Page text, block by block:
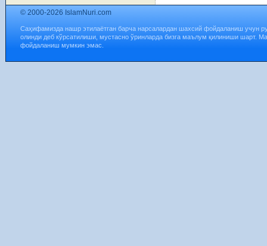
© 2000-2026 IslamNuri.com
Саҳифамизда нашр этилаётган барча нарсалардан шахсий фойдаланиш учун
олинди деб кўрсатилиши, мустасно ўринларда бизга маълум қилиниши шарт.
фойдаланиш мумкин эмас.